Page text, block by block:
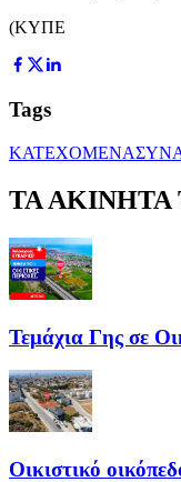
(ΚΥΠΕ
Tags
ΚΑΤΕΧΟΜΕΝΑ
ΤΑ
Τεμάχια Γης σε
Οικιστικό